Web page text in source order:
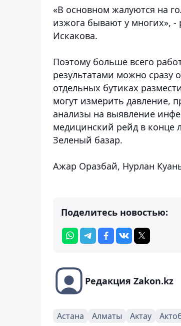
«В основном жалуются на
изжога бывают у многих»,
Искакова.
Поэтому больше всего
результатами можно сразу
отдельных бутиках
могут измерить давление,
анализы на выявление
медицинский рейд в конце
Зеленый базар.
Ажар Оразбай, Нурлан
Поделитесь новостью:
Редакция Zakon.kz
Астана Алматы Актау